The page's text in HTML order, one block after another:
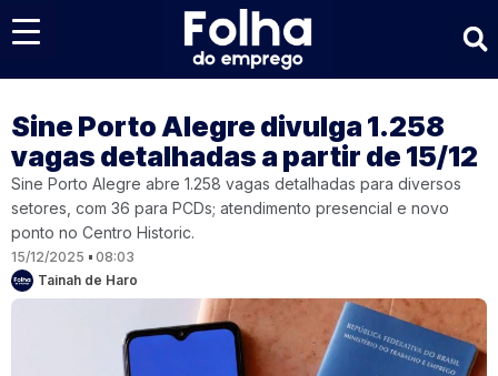
Sine Porto Alegre divulga 1.258
vagas detalhadas a partir de 15/12
Sine Porto Alegre abre 1.258 vagas detalhadas para diversos
setores, com 36 para PCDs; atendimento presencial e novo
ponto no Centro Historic.
15/12/2025
08:03
Tainah de Haro